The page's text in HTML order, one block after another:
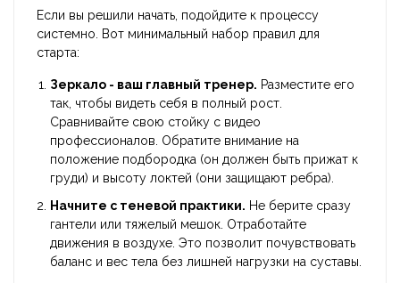
Если вы решили начать, подойдите к процессу
системно. Вот минимальный набор правил для
старта:
Зеркало - ваш главный тренер. Разместите его
так, чтобы видеть себя в полный рост.
Сравнивайте свою стойку с видео
профессионалов. Обратите внимание на
положение подбородка (он должен быть прижат к
груди) и высоту локтей (они защищают ребра).
Начните с теневой практики. Не берите сразу
гантели или тяжелый мешок. Отработайте
движения в воздухе. Это позволит почувствовать
баланс и вес тела без лишней нагрузки на суставы.